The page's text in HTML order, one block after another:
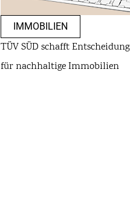
IMMOBILIEN
TÜV SÜD schafft
für nachhaltige Immobilien